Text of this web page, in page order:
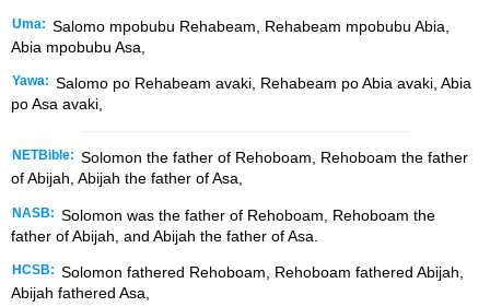
Uma: Salomo mpobubu Rehabeam, Rehabeam mpobubu Abia,
Abia mpobubu Asa,
Yawa: Salomo po Rehabeam avaki, Rehabeam po Abia avaki, Abia
po Asa avaki,
NETBible: Solomon the father of Rehoboam, Rehoboam the father
of Abijah, Abijah the father of Asa,
NASB: Solomon was the father of Rehoboam, Rehoboam the
father of Abijah, and Abijah the father of Asa.
HCSB: Solomon fathered Rehoboam, Rehoboam fathered Abijah,
Abijah fathered Asa,